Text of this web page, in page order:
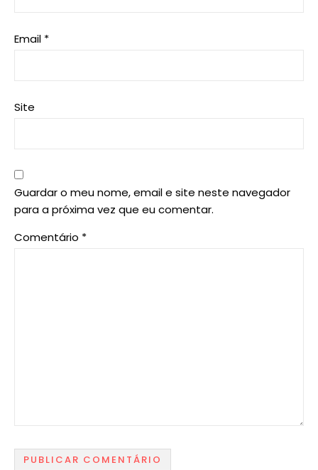
Email *
Site
Guardar o meu nome, email e site neste navegador
para a próxima vez que eu comentar.
Comentário *